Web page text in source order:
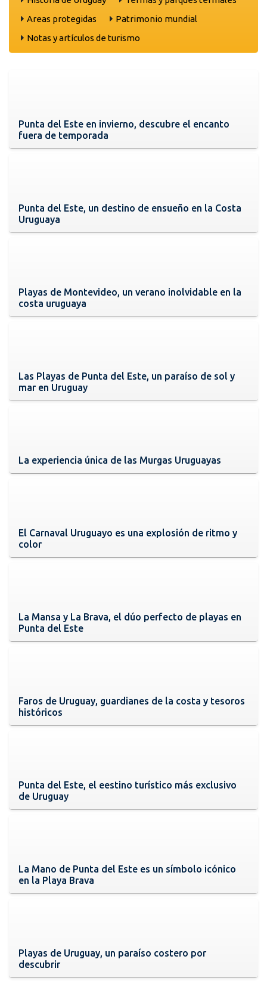
Areas protegidas
Patrimonio mundial
Notas y artículos de turismo
Punta del Este en invierno, descubre el encanto
fuera de temporada
Punta del Este, un destino de ensueño en la Costa
Uruguaya
Playas de Montevideo, un verano inolvidable en la
costa uruguaya
Las Playas de Punta del Este, un paraíso de sol y
mar en Uruguay
La experiencia única de las Murgas Uruguayas
El Carnaval Uruguayo es una explosión de ritmo y
color
La Mansa y La Brava, el dúo perfecto de playas en
Punta del Este
Faros de Uruguay, guardianes de la costa y tesoros
históricos
Punta del Este, el eestino turístico más exclusivo
de Uruguay
La Mano de Punta del Este es un símbolo icónico
en la Playa Brava
Playas de Uruguay, un paraíso costero por
descubrir